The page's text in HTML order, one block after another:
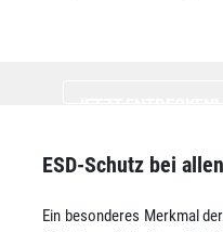
ESD-Schutz bei
Ein besonderes Merkmal